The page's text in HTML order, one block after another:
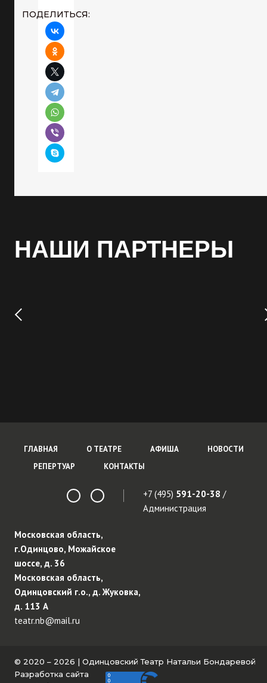
ПОДЕЛИТЬСЯ:
НАШИ ПАРТНЕРЫ
ГЛАВНАЯ О ТЕАТРЕ АФИША
НОВОСТИ
РЕПЕРТУАР
КОНТАКТЫ
+7 (495) 591-20-38 /
Администрация
Московская область,
г.Одинцово, Можайское
шоссе, д. 36
Московская область,
Одинцовский г.о., д. Жуковка,
д. 113 А
teatr.nb@mail.ru
© 2020 – 2026 | Одинцовский Театр Натальи Бондаревой
Разработка сайта